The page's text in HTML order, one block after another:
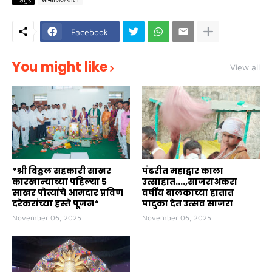
Facebook
You might like View all
*श्री विठ्ठल सहकारी साखर
कारखान्याच्या पहिल्या ५
साखर पोत्यांचे आमदार प्रविण
दरेकरांच्या हस्ते पूजन*
November 06, 2025
पंढरीत महाद्वार काला
उत्साहात....,साजराअकरा
वर्षीय बालकाच्या हातात
पादुका देत उत्सव साजरा
November 06, 2025